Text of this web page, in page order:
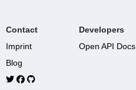
Contact
Imprint
Blog
Developers
Open API Docs